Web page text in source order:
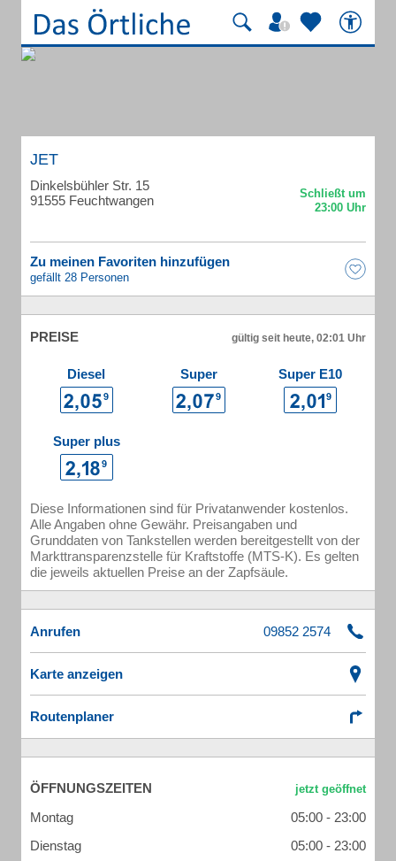
JET
Dinkelsbühler Str. 15
91555 Feuchtwangen
Zu meinen Favoriten hinzufügen
gefällt 28 Personen
PREISE gültig seit heute, 02:01 Uhr
Diesel Super Super E10
Super plus
Diese Informationen sind für Privatanwender kostenlos.
Alle Angaben ohne Gewähr. Preisangaben und
Grunddaten von Tankstellen werden bereitgestellt von der
Markttransparenzstelle für Kraftstoffe (MTS-K). Es gelten
die jeweils aktuellen Preise an der Zapfsäule.
Anrufen
Karte anzeigen
Routenplaner
ÖFFNUNGSZEITEN
Montag
05:00 - 23:00
Dienstag
05:00 - 23:00